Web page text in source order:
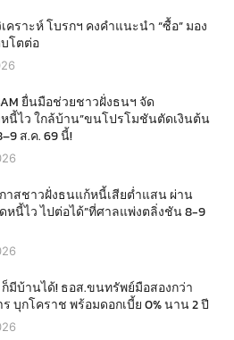
คราะห์ โบรกฯ คงคำแนะนำ “ซื้อ” มอง
โตต่อ
ยื่นมือช่วยชาวฝั่งธนฯ จัด
นี้ไว ใกล้บ้าน”ขนโปรโมชันตัดเงินต้น
ส.ค. 69 นี้!
กาสชาวฝั่งธนแก้หนี้เสียต่ำแสน ผ่าน
หนี้ไว ไปต่อได้”ที่ศาลแพ่งตลิ่งชัน 8-9
มีบ้านได้! ธอส.ขนทรัพย์มือสองกว่า
ร บุกโคราช พร้อมดอกเบี้ย 0% นาน 2 ปี